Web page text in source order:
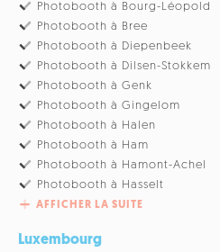
Photobooth à Bourg-Léopold
Photobooth à Bree
Photobooth à Diepenbeek
Photobooth à Dilsen-Stokkem
Photobooth à Genk
Photobooth à Gingelom
Photobooth à Halen
Photobooth à Ham
Photobooth à Hamont-Achel
Photobooth à Hasselt
AFFICHER LA SUITE
Luxembourg